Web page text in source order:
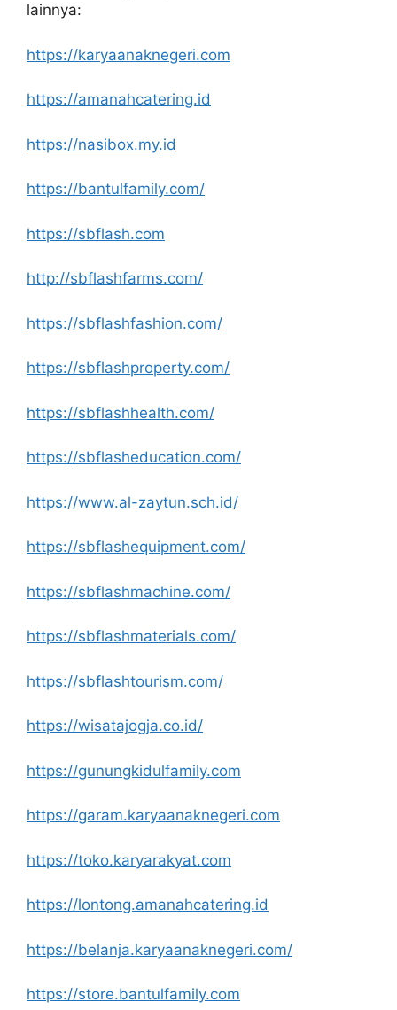
lainnya:
https://karyaanaknegeri.com
https://amanahcatering.id
https://nasibox.my.id
https://bantulfamily.com/
https://sbflash.com
http://sbflashfarms.com/
https://sbflashfashion.com/
https://sbflashproperty.com/
https://sbflashhealth.com/
https://sbflasheducation.com/
https://www.al-zaytun.sch.id/
https://sbflashequipment.com/
https://sbflashmachine.com/
https://sbflashmaterials.com/
https://sbflashtourism.com/
https://wisatajogja.co.id/
https://gunungkidulfamily.com
https://garam.karyaanaknegeri.com
https://toko.karyarakyat.com
https://lontong.amanahcatering.id
https://belanja.karyaanaknegeri.com/
https://store.bantulfamily.com